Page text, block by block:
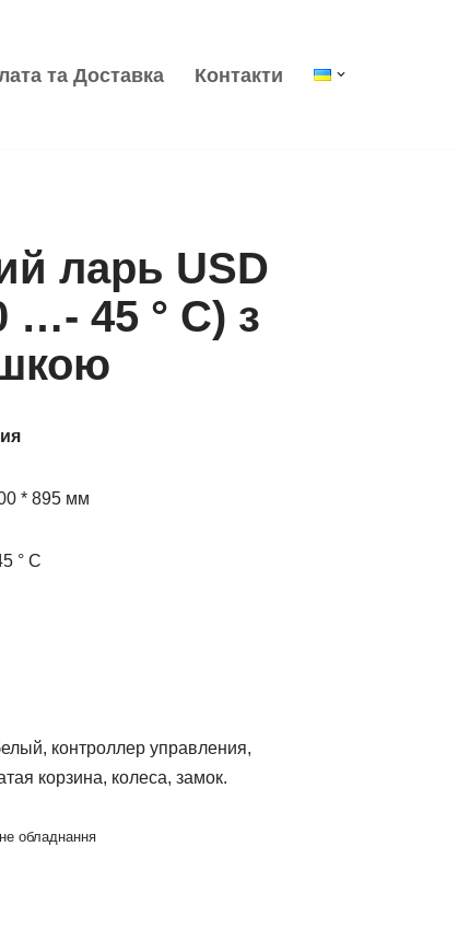
та Доставка Контакти
ларь USD
…- 45 ° С) з
* 895 мм
° С
контроллер управления,
корзина, колеса, замок.
обладнання